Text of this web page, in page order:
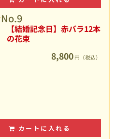
No.9
【結婚記念日】赤バラ12本
の花束
8,800 円（税込）
カートに入れる